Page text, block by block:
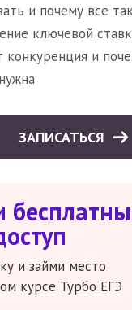
и почему все
ключевой
конкуренция и
ЗАПИСАТЬСЯ
и займи место
курсе Турбо ЕГЭ